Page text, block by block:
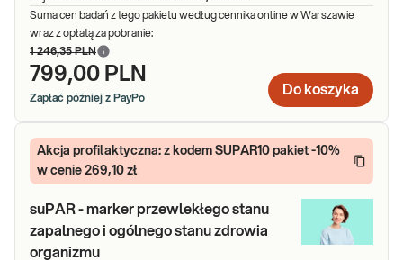
Suma cen badań z tego pakietu według cennika online w Warszawie
wraz z opłatą za pobranie:
1 246,35 PLN
799,00 PLN
Zapłać później z PayPo
Do koszyka
Akcja profilaktyczna: z kodem SUPAR10 pakiet -10%
w cenie 269,10 zł
suPAR - marker przewlekłego stanu
zapalnego i ogólnego stanu zdrowia
organizmu